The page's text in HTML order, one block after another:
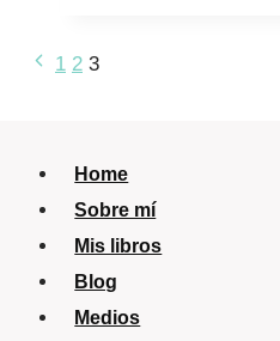
Navegación
página
Página
1 2 3
Home
Sobre mí
Mis libros
Blog
Medios